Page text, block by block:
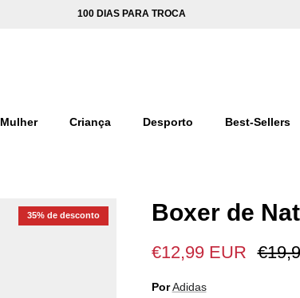
100 DIAS PARA TROCA
Mulher Criança Desporto Best-Sellers
35% de desconto Boxer de
€12,99 EUR
Por Adidas